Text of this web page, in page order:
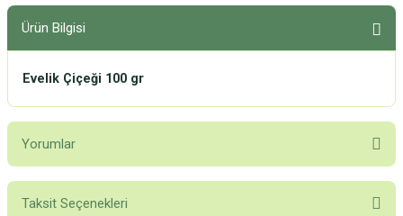
Ürün Bilgisi
Evelik Çiçeği 100 gr
Yorumlar
Taksit Seçenekleri